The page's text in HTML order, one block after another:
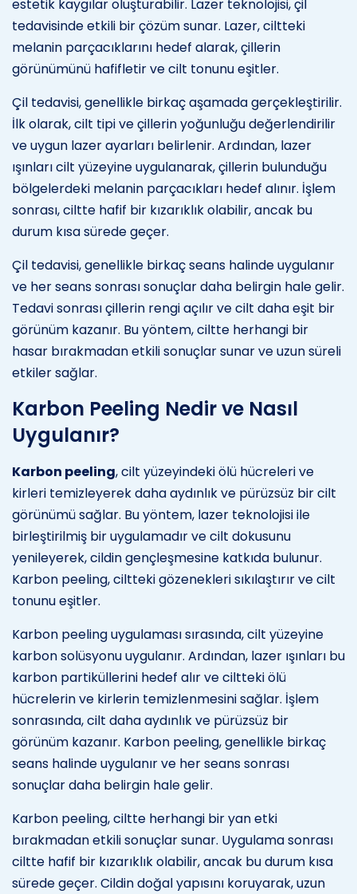
estetik kaygılar oluşturabilir. Lazer teknolojisi, çil
tedavisinde etkili bir çözüm sunar. Lazer, ciltteki
melanin parçacıklarını hedef alarak, çillerin
görünümünü hafifletir ve cilt tonunu eşitler.
Çil tedavisi, genellikle birkaç aşamada gerçekleştirilir.
İlk olarak, cilt tipi ve çillerin yoğunluğu değerlendirilir
ve uygun lazer ayarları belirlenir. Ardından, lazer
ışınları cilt yüzeyine uygulanarak, çillerin bulunduğu
bölgelerdeki melanin parçacıkları hedef alınır. İşlem
sonrası, ciltte hafif bir kızarıklık olabilir, ancak bu
durum kısa sürede geçer.
Çil tedavisi, genellikle birkaç seans halinde uygulanır
ve her seans sonrası sonuçlar daha belirgin hale gelir.
Tedavi sonrası çillerin rengi açılır ve cilt daha eşit bir
görünüm kazanır. Bu yöntem, ciltte herhangi bir
hasar bırakmadan etkili sonuçlar sunar ve uzun süreli
etkiler sağlar.
Karbon Peeling Nedir ve Nasıl
Uygulanır?
Karbon peeling, cilt yüzeyindeki ölü hücreleri ve
kirleri temizleyerek daha aydınlık ve pürüzsüz bir cilt
görünümü sağlar. Bu yöntem, lazer teknolojisi ile
birleştirilmiş bir uygulamadır ve cilt dokusunu
yenileyerek, cildin gençleşmesine katkıda bulunur.
Karbon peeling, ciltteki gözenekleri sıkılaştırır ve cilt
tonunu eşitler.
Karbon peeling uygulaması sırasında, cilt yüzeyine
karbon solüsyonu uygulanır. Ardından, lazer ışınları bu
karbon partiküllerini hedef alır ve ciltteki ölü
hücrelerin ve kirlerin temizlenmesini sağlar. İşlem
sonrasında, cilt daha aydınlık ve pürüzsüz bir
görünüm kazanır. Karbon peeling, genellikle birkaç
seans halinde uygulanır ve her seans sonrası
sonuçlar daha belirgin hale gelir.
Karbon peeling, ciltte herhangi bir yan etki
bırakmadan etkili sonuçlar sunar. Uygulama sonrası
ciltte hafif bir kızarıklık olabilir, ancak bu durum kısa
sürede geçer. Cildin doğal yapısını koruyarak, uzun